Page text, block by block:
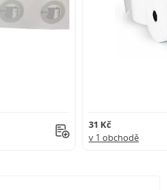
31 Kč
v 1 obchodě